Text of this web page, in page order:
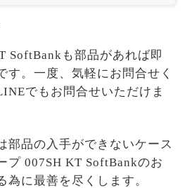
SoftBankも部品があれば即
す。一度、気軽にお問合せく
でもお問合せいただけま
部品の入手ができないケース
プ 007SH KT SoftBankのお
為に最善を尽くします。